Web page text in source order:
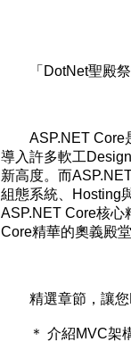
「DotNet聖殿祭
ASP.NET Core是
導入許多軟工
新高度。而
組態系統、Hosting
ASP.NET Core核心
Core精華的奧義殿堂
精選章節，讓您
＊ 介紹MVC架構